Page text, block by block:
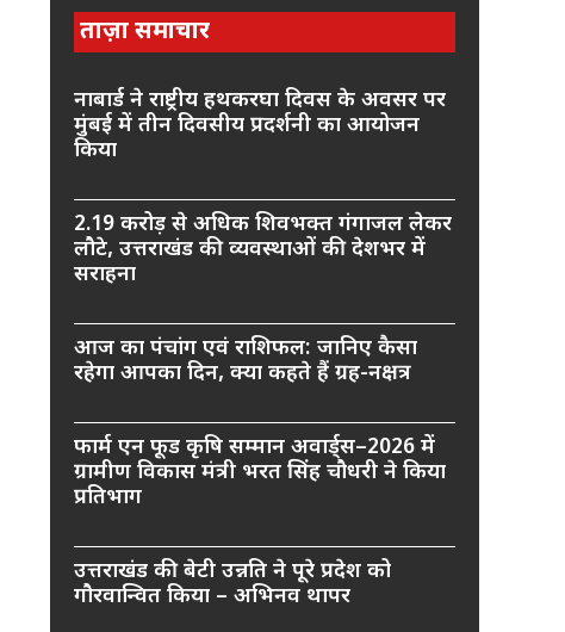
ताज़ा समाचार
नाबार्ड ने राष्ट्रीय हथकरघा दिवस के अवसर पर
मुंबई में तीन दिवसीय प्रदर्शनी का आयोजन
किया
2.19 करोड़ से अधिक शिवभक्त गंगाजल लेकर
लौटे, उत्तराखंड की व्यवस्थाओं की देशभर में
सराहना
आज का पंचांग एवं राशिफल: जानिए कैसा
रहेगा आपका दिन, क्या कहते हैं ग्रह-नक्षत्र
फार्म एन फूड कृषि सम्मान अवार्ड्स–2026 में
ग्रामीण विकास मंत्री भरत सिंह चौधरी ने किया
प्रतिभाग
उत्तराखंड की बेटी उन्नति ने पूरे प्रदेश को
गौरवान्वित किया – अभिनव थापर